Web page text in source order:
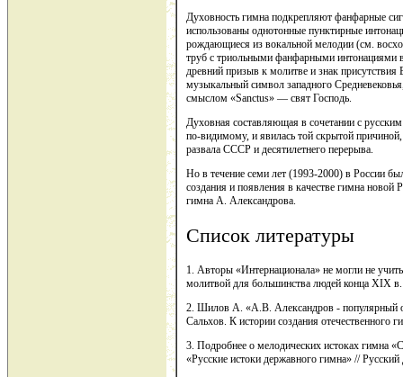
Духовность гимна подкрепляют фанфарные
использованы однотонные пунктирные
рождающиеся из вокальной мелодии (см.
труб с триольными фанфарными интонациями
древний призыв к молитве и знак
музыкальный символ западного
смыслом «Sanctus» — свят Господь.
Духовная составляющая в сочетании с
по-видимому, и явилась той скрытой
развала СССР и десятилетнего перерыва.
Но в течение семи лет (1993-2000) в России
создания и появления в качестве гимна новой
гимна А. Александрова.
Список литературы
1. Авторы «Интернационала» не могли не
молитвой для большинства людей конца XIX в.
2. Шилов А. «А.В. Александров - популярный
Сальхов. К истории создания
3. Подробнее о мелодических истоках гимна
«Русские истоки державного гимна» //